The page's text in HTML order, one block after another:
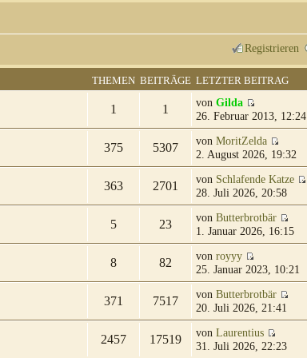
Registrieren
THEMEN BEITRÄGE LETZTER BEITRAG
1 1 von Gilda
26. Februar 2013, 12:24
375 5307 von MoritZelda
2. August 2026, 19:32
363 2701 von Schlafende Katze
28. Juli 2026, 20:58
5 23 von Butterbrotbär
1. Januar 2026, 16:15
8 82 von royyy
25. Januar 2023, 10:21
371 7517 von Butterbrotbär
20. Juli 2026, 21:41
2457 17519 von Laurentius
31. Juli 2026, 22:23